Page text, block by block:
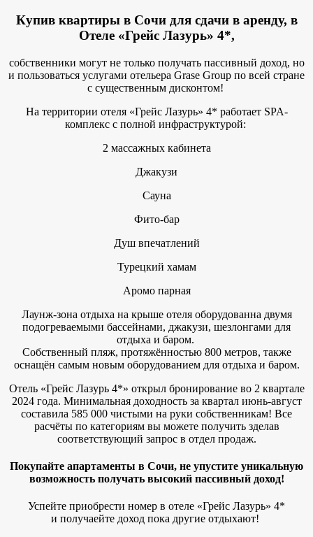
Купив квартиры в Сочидля сдачи в аренду, в
Отеле «Грейс Лазурь» 4*,
собственники могут не только получать пассивный доход, но
и пользоваться услугами отельера Grase Group по всей стране
с существенным дисконтом!
На территории отеля «Грейс Лазурь» 4* работает SPA-
комплекс с полной инфраструктурой:
2 массажных кабинета
Джакузи
Сауна
Фито-бар
Душ впечатлений
Турецкий хамам
Аромо парная
Лаунж-зона отдыха на крыше отеля оборудованна двумя
подогреваемыми бассейнами, джакузи, шезлонгами для
отдыха и баром.
Собственный пляж, протяжённостью 800 метров, также
оснащён самым новым оборудованием для отдыха и баром.
Отель «Грейс Лазурь 4*» открыл бронирование во 2 квартале
2024 года. Минимальная доходность за квартал июнь-август
составила 585 000 чистыми на руки собственникам! Все
расчёты по категориям вы можете получить зделав
соответствующий запрос в отдел продаж.
Покупайте апартаменты в Сочи, не упустите уникальную
возможность получать высокий пассивный доход!
Успейте приобрести номер в отеле «Грейс Лазурь» 4*
и получаейте доход пока другие отдыхают!